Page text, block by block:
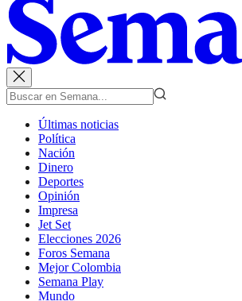
Últimas noticias
Política
Nación
Dinero
Deportes
Opinión
Impresa
Jet Set
Elecciones 2026
Foros Semana
Mejor Colombia
Semana Play
Mundo